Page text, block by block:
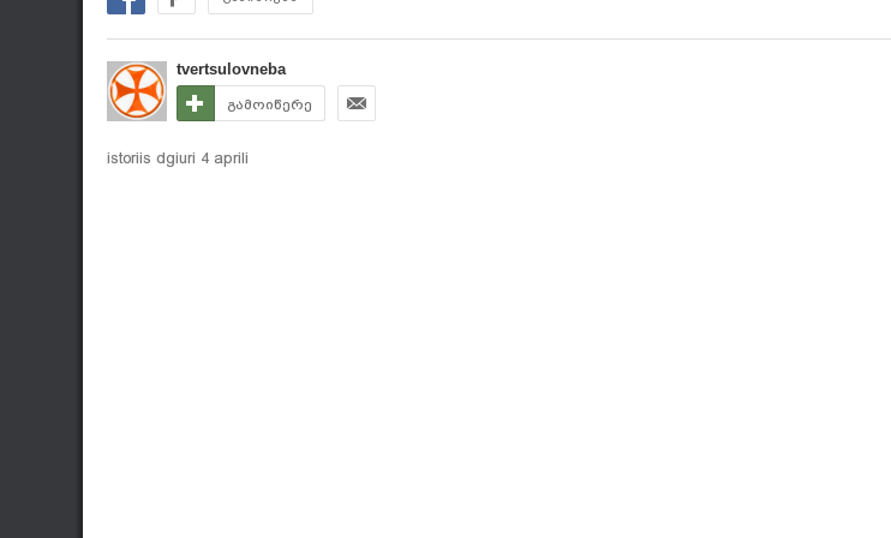
tvertsulovneba
გამოიწერე
istoriis dgiuri 4 aprili